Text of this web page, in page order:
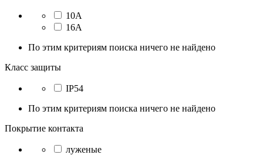
10А
16А
По этим критериям поиска ничего не найдено
Класс защиты
IP54
По этим критериям поиска ничего не найдено
Покрытие контакта
луженые